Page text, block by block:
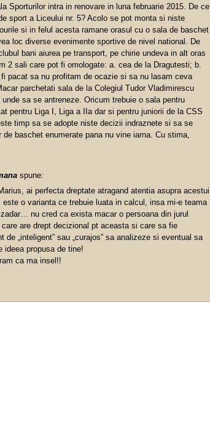
Sporturilor intra in renovare in luna februarie 2015. De ce
sport a Liceului nr. 5? Acolo se pot monta si niste
si in felul acesta ramane orasul cu o sala de baschet
loc diverse evenimente sportive de nivel national. De
bani aiurea pe transport, pe chirie undeva in alt oras
2 sali care pot fi omologate: a. cea de la Dragutesti; b.
pacat sa nu profitam de ocazie si sa nu lasam ceva
parchetati sala de la Colegiul Tudor Vladimirescu
sa se antreneze. Oricum trebuie o sala pentru
pentru Liga I, Liga a IIa dar si pentru juniorii de la CSS
timp sa se adopte niste decizii indraznete si sa se
baschet enumerate pana nu vine iarna. Cu stima,
spune:
ai perfecta dreptate atragand atentia asupra acestui
este o varianta ce trebuie luata in calcul, insa mi-e teama
nu cred ca exista macar o persoana din jurul
care are drept decizional pt aceasta si care sa fie
de „inteligent” sau „curajos” sa analizeze si eventual sa
ideea propusa de tine!
ca ma insel!!